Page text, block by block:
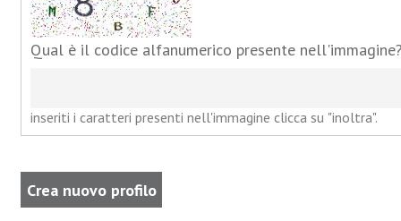
Qual è il codice alfanumerico presente
inseriti i caratteri presenti nell'immagine clicca su "inoltra".